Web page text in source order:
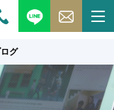
グ